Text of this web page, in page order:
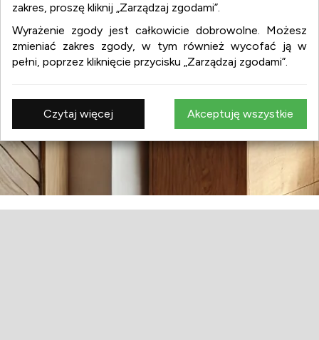
zakres, proszę kliknij „Zarządzaj zgodami”.
Wyrażenie zgody jest całkowicie dobrowolne. Możesz
zmieniać zakres zgody, w tym również wycofać ją w
pełni, poprzez kliknięcie przycisku „Zarządzaj zgodami”.
Czytaj więcej Akceptuję wszystkie
wnetrza.org
:aranżacja wnętrz
projekty wnętrz
:design